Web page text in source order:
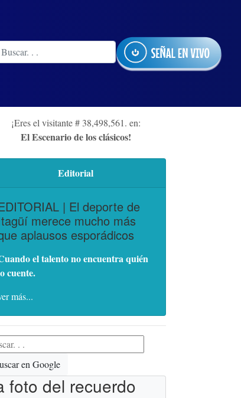
¡Eres el visitante # 38,498,561. en:
El Escenario de los clásicos!
Editorial
| El deporte de
merece mucho más
aplausos esporádicos
el talento no encuentra quién
cuente.
más...
en Google
foto del recuerdo